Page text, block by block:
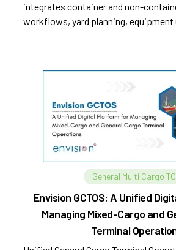
integrates container and non-
workflows, yard planning, equipment
General Multi Cargo
Envision GCTOS: A Unified
Managing Mixed-Cargo and
Terminal